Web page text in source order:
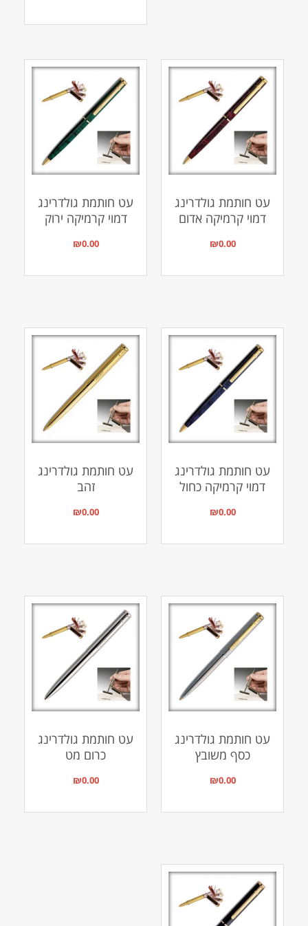
עט חותמת גולדרינג
דמוי קרמיקה אדום
₪0.00
עט חותמת גולדרינג
דמוי קרמיקה ירוק
₪0.00
עט חותמת גולדרינג
דמוי קרמיקה כחול
₪0.00
עט חותמת גולדרינג
זהב
₪0.00
עט חותמת גולדרינג
כסף משובץ
₪0.00
עט חותמת גולדרינג
כרום מט
₪0.00